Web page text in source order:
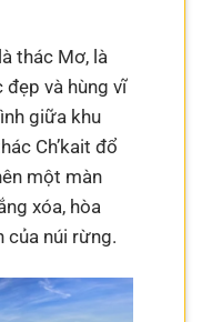
thác Mơ, là
và hùng vĩ
giữa khu
Ch’kait đổ
một màn
xóa, hòa
của núi rừng.